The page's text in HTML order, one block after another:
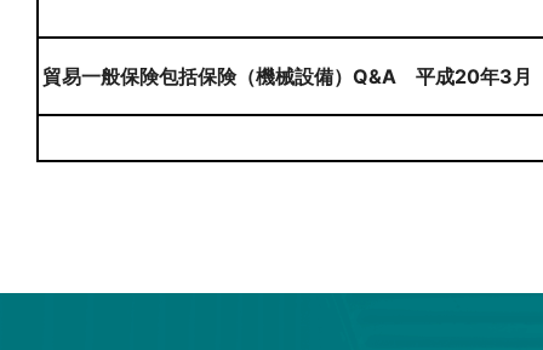
貿易一般保険包括保険（機械設備）Q&A 平成20年3月